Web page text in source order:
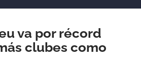
va por récord
clubes como